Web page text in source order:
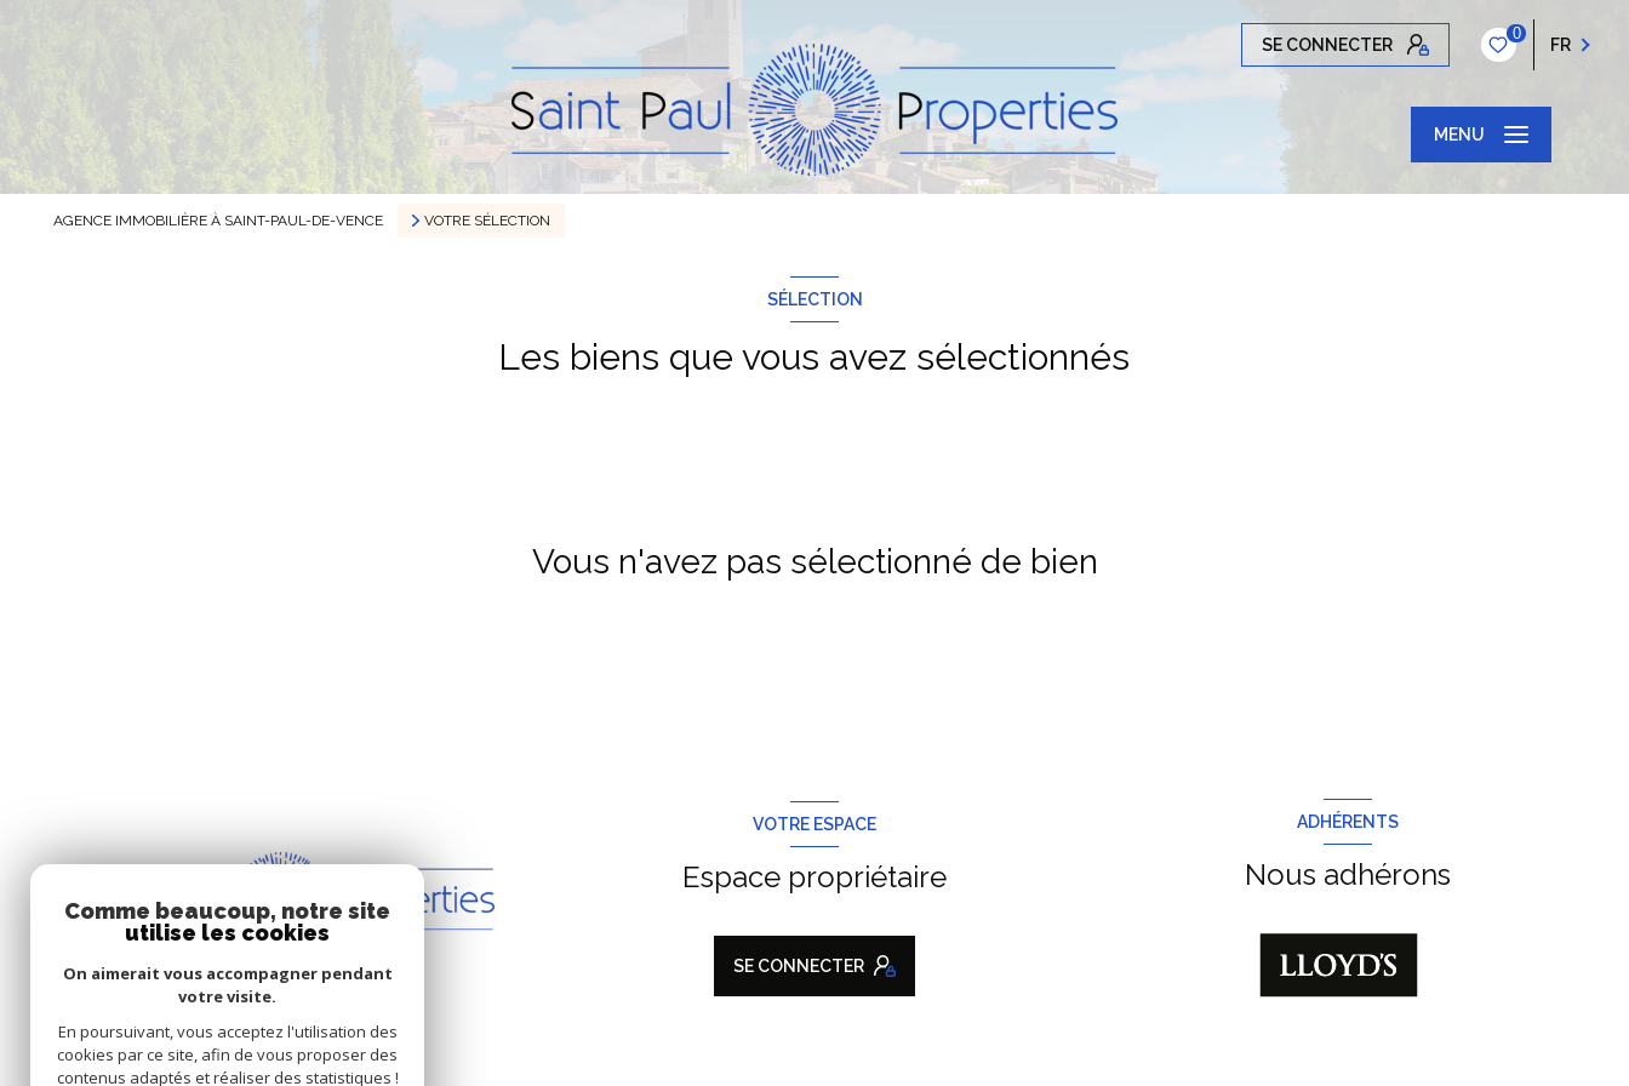
SE CONNECTER
0
FR
MENU
AGENCE IMMOBILIÈRE À SAINT-PAUL-DE-VENCE VOTRE SÉLECTION
SÉLECTION
Les biens que vous avez sélectionnés
Vous n'avez pas sélectionné de bien
VOTRE ESPACE
Espace propriétaire
SE CONNECTER
ADHÉRENTS
Nous adhérons
Comme beaucoup, notre site
utilise les cookies
On aimerait vous accompagner pendant
votre visite.
En poursuivant, vous acceptez l'utilisation des
cookies par ce site, afin de vous proposer des
contenus adaptés et réaliser des statistiques !